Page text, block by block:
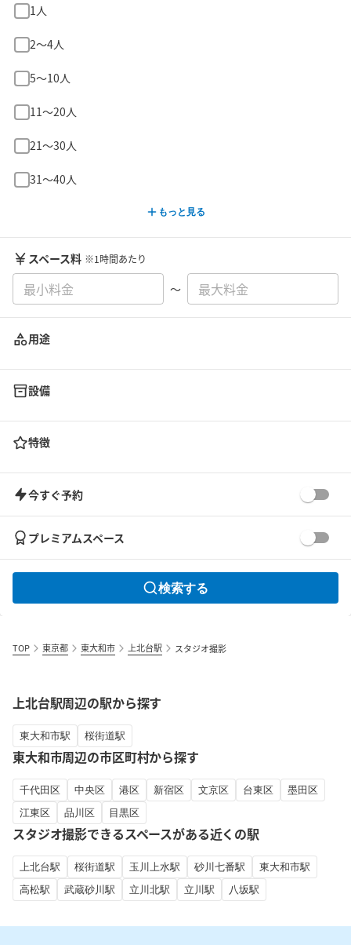
1人
2〜4人
5〜10人
11〜20人
21〜30人
31〜40人
もっと見る
スペース料 ※1時間あたり
〜
用途
設備
特徴
今すぐ予約
プレミアムスペース
検索する
TOP 東京都 東大和市 上北台駅 スタジオ撮影
上北台駅周辺の駅から探す
東大和市駅 桜街道駅
東大和市周辺の市区町村から探す
千代田区 中央区 港区 新宿区 文京区 台東区
墨田区
江東区
品川区 目黒区
スタジオ撮影できるスペースがある近くの駅
上北台駅 桜街道駅 玉川上水駅 砂川七番駅
東大和市駅
高松駅
武蔵砂川駅 立川北駅 立川駅 八坂駅